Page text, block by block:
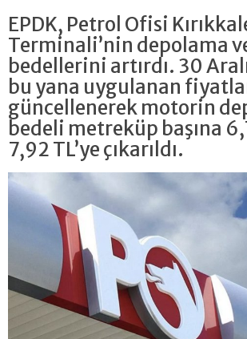
EPDK, Petrol Ofisi
Terminali’nin depolama
bedellerini artırdı. 30
bu yana uygulanan
güncellenerek motorin
bedeli metreküp başına
7,92 TL’ye çıkarıldı.